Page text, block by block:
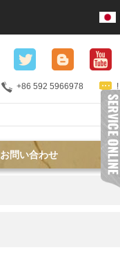
+86 592 5966978 !
お問い合わせ